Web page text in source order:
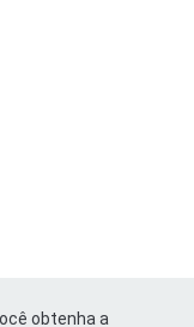
obtenha a